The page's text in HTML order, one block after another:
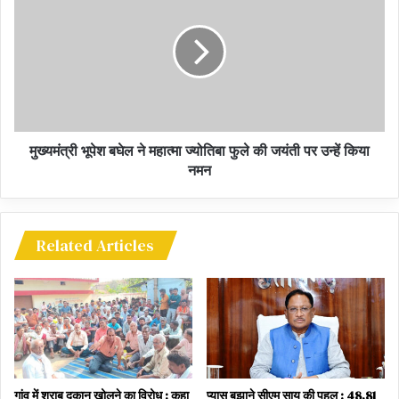
कर दिए।स्मार्ट सिटी के सुचारू क्रियांवयन के लिए नगर निगम से अलग कंपनी
बिलासपुर स्मार्ट सिटी लिमिटेड बना दिया गया। स्वीकृत योजना में पांच सालों तक
केंद्र एवं राज्य सरकार के द्वारा 100 -100 करोड़ रुपए सहित 1000 करोड़ रुपए
20 वार्डो के लिए स्वीकृत हुई, तत्पश्चात अन्य इलाको के लिए पी पी पी मॉडल
आधारित विकास योजना लक्षित की गई। उन्होंने कहा पूर्व राष्ट्रपति डॉ कलाम
कलाम छत्तीसगढ़ आए थे तो शहरों को विकास का इंजन बताते हुए पूरा PURA
संकल्पना अपने मूल स्वरूप में शहरी इलाके में आर्थिक सशक्तिकरण औद्योगिकरण,
निवेश, रोजगार के साथ, मूलभूत सुविधाओं की सतत उपलब्धता से सीधे तौर पर
संबंधित है।
पूर्व मंत्री अमर अग्रवाल ने कहा 2018-19 में कांग्रेस की सरकार के सत्ता में
आने से तेजी से चल रहे स्मार्ट शहर के विकास कार्यों की गाड़ी में बेपटरी हो गई।
कांग्रेस सरकार आते ही स्मार्ट सिटी प्रोजेक्ट के बड़े काम दरकिनार कर दिए गए
मुख्यमंत्री भूपेश बघेल ने महात्मा ज्योतिबा फुले की जयंती पर उन्हें किया
नमन
Related Articles
गांव में शराब दुकान खोलने का विरोध : कहा
प्यास बुझाने सीएम साय की पहल : 48.81